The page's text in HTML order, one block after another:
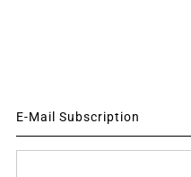
E-Mail Subscription